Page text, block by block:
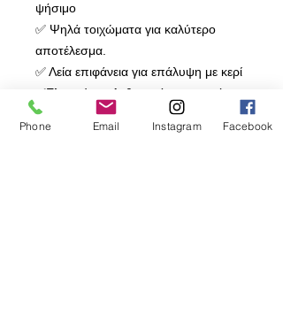
ψήσιμο
✅ Ψηλά τοιχώματα για καλύτερο
αποτέλεσμα.
✅ Λεία επιφάνεια για επάλυψη με κερί
✅Ελαφρύ και Ανθεκτικό με αντοχή στη
σκουριά και στη φθορά.
✅Με πιστοποίηση τροφίμων
Phone Email Instagram Facebook